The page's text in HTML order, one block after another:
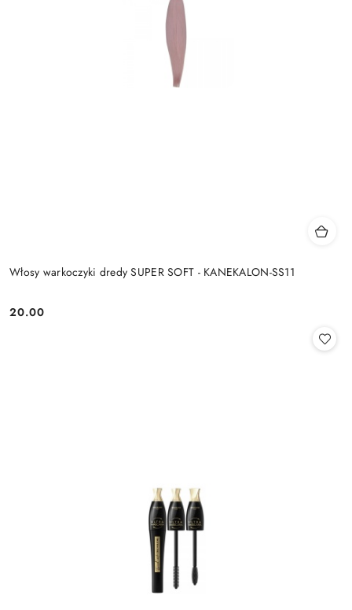
Włosy warkoczyki dredy SUPER SOFT - KANEKALON-SS11
Cena:
20.00